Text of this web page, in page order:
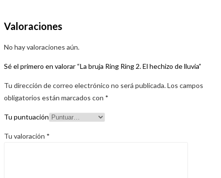
Valoraciones
No hay valoraciones aún.
Sé el primero en valorar “La bruja Ring Ring 2. El hechizo de lluvia”
Tu dirección de correo electrónico no será publicada.Los campos
obligatorios están marcados con *
Tu puntuación
Tu valoración *